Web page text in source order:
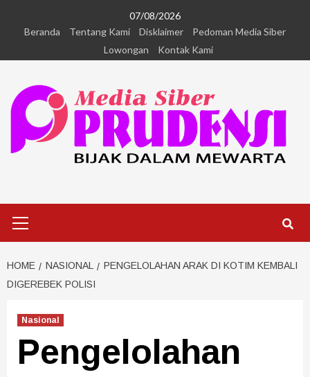
07/08/2026
Beranda
Tentang Kami Disklaimer
Pedoman Media Siber
Lowongan
Kontak Kami
HOME NASIONAL
PENGELOLAHAN ARAK DI KOTIM KEMBALI
DIGEREBEK POLISI
Nasional
Pengelolahan